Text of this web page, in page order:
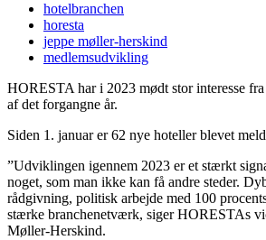
hotelbranchen
horesta
jeppe møller-herskind
medlemsudvikling
HORESTA har i 2023 mødt stor interesse
af det forgangne år.
Siden 1. januar er 62 nye hoteller blevet
”Udviklingen igennem 2023 er et stærkt
noget, som man ikke kan få andre steder.
rådgivning, politisk arbejde med 100
stærke branchenetværk, siger HORESTAs
Møller-Herskind.